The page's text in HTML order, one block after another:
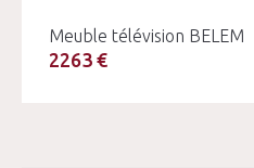
Meuble télévision BELEM
2263 €